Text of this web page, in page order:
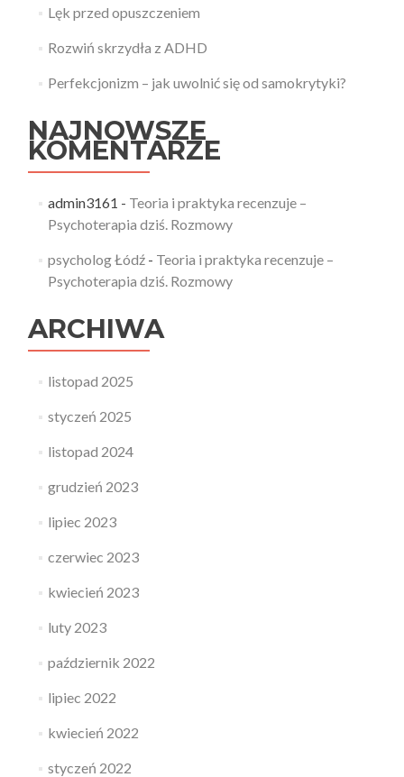
Lęk przed opuszczeniem
Rozwiń skrzydła z ADHD
Perfekcjonizm – jak uwolnić się od samokrytyki?
NAJNOWSZE
KOMENTARZE
admin3161 - Teoria i praktyka recenzuje –
Psychoterapia dziś. Rozmowy
psycholog Łódź- Teoria i praktyka recenzuje –
Psychoterapia dziś. Rozmowy
ARCHIWA
listopad 2025
styczeń 2025
listopad 2024
grudzień 2023
lipiec 2023
czerwiec 2023
kwiecień 2023
luty 2023
październik 2022
lipiec 2022
kwiecień 2022
styczeń 2022